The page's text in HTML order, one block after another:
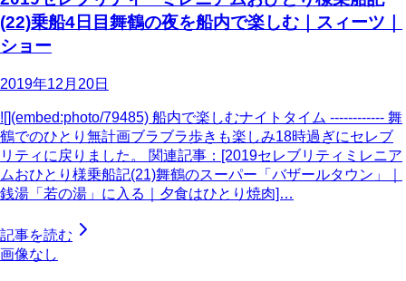
(22)乗船4日目舞鶴の夜を船内で楽しむ｜スィーツ｜
ショー
2019年12月20日
![](embed:photo/79485) 船内で楽しむナイトタイム ------------ 舞
鶴でのひとり無計画ブラブラ歩きも楽しみ18時過ぎにセレブ
リティに戻りました。 関連記事：[2019セレブリティミレニア
ムおひとり様乗船記(21)舞鶴のスーパー「バザールタウン」｜
銭湯「若の湯」に入る｜夕食はひとり焼肉]…
記事を読む
画像なし